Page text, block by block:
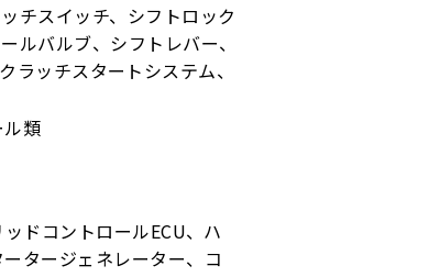
チスイッチ、シフトロック
ルバルブ、シフトレバー、
ッチスタートシステム、
類
ドコントロールECU、ハ
タージェネレーター、コ